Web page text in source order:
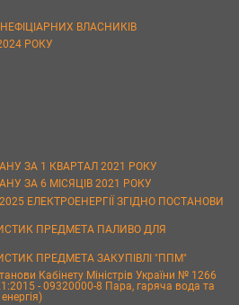
ВЛАСНИКІВ
РОКУ
ЗА 1 КВАРТАЛ 2021 РОКУ
ЗА 6 МІСЯЦІВ 2021 РОКУ
ЕЛЕКТРОЕНЕРГІЇ ЗГІДНО ПОСТАНОВИ
ПРЕДМЕТА ПАЛИВО ДЛЯ
ПРЕДМЕТА ЗАКУПІВЛІ "ППМ"
Кабінету Міністрів України № 1266
- 09320000-8 Пара, гаряча вода та